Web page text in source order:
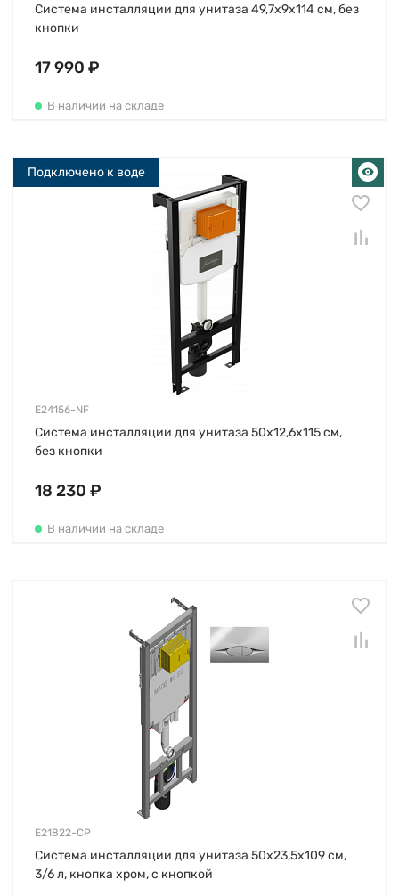
Система инсталляции для унитаза 49,7х9х114 см, без
кнопки
17 990 ₽
В наличии на складе
Подключено к воде
E24156-NF
Система инсталляции для унитаза 50х12,6х115 см,
без кнопки
18 230 ₽
В наличии на складе
E21822-CP
Система инсталляции для унитаза 50х23,5х109 см,
3/6 л, кнопка хром, с кнопкой